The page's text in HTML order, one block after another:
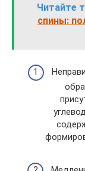
Читайте
спины: